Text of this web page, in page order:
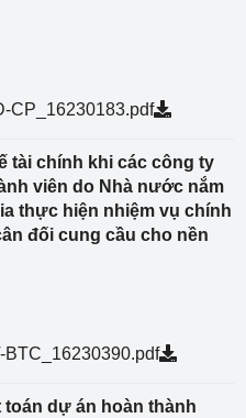
CP_16230183.pdf
tài chính khi các công ty
viên do Nhà nước nắm
thực hiện nhiệm vụ chính
đối cung cầu cho nền
BTC_16230390.pdf
dự án hoàn thành